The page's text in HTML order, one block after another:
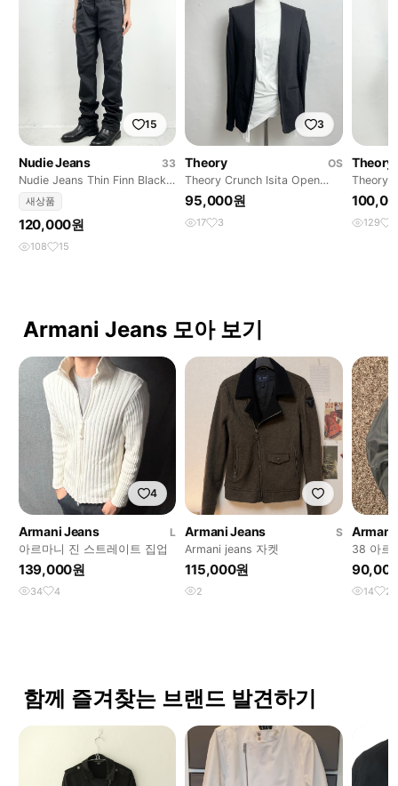
15
Nudie Jeans
33
Nudie Jeans Thin Finn Black
2 Black Deni
새상품
120,000원
108 15
3
Theory
OS
Theory Crunch Isita Open
Jacket
95,000원
17 3
Theory
Theory
Long
129
Armani Jeans 모아 보기
4
Armani Jeans
L
아르마니 진 스트레이트 집업
139,000원
34 4
Armani Jeans
S
Armani jeans 자켓
115,000원
2
Armani
38 아르
투웨이
14 2
함께 즐겨찾는 브랜드 발견하기